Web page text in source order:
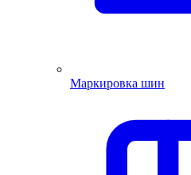
Маркировка шин